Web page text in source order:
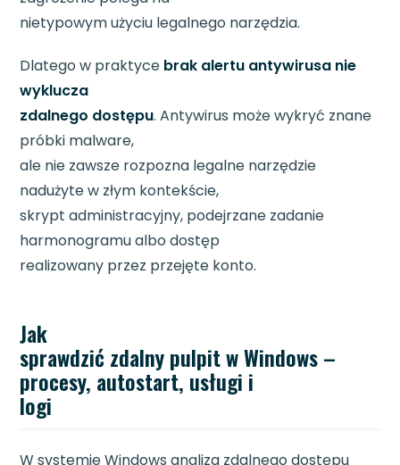
nietypowym użyciu legalnego narzędzia.
Dlatego w praktyce brak alertu antywirusa nie
wyklucza
zdalnego dostępu. Antywirus może wykryć znane
próbki malware,
ale nie zawsze rozpozna legalne narzędzie
nadużyte w złym kontekście,
skrypt administracyjny, podejrzane zadanie
harmonogramu albo dostęp
realizowany przez przejęte konto.
Jak
sprawdzić zdalny pulpit w Windows –
procesy, autostart, usługi i
logi
W systemie Windows analiza zdalnego dostępu